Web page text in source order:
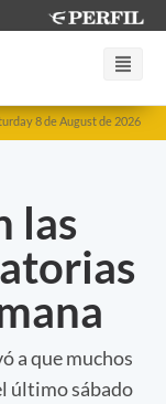
8 de August de 2026
las
a que muchos
último sábado